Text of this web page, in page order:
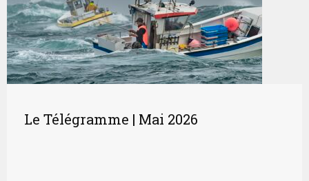
Le Télégramme | Mai 2026